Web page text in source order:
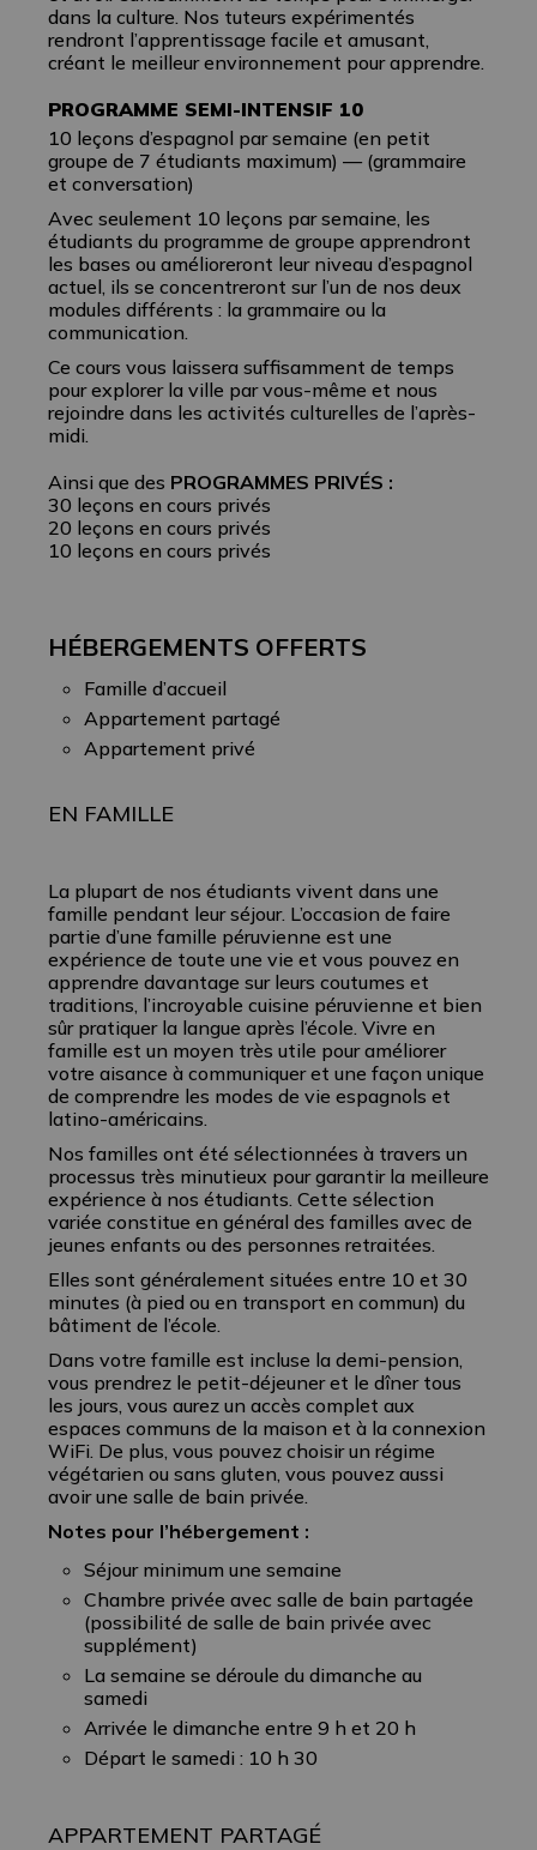
dans la culture. Nos tuteurs expérimentés
rendront l’apprentissage facile et amusant,
créant le meilleur environnement pour apprendre.
PROGRAMME SEMI-INTENSIF 10
10 leçons d’espagnol par semaine (en petit
groupe de 7 étudiants maximum) — (grammaire
et conversation)
Avec seulement 10 leçons par semaine, les
étudiants du programme de groupe apprendront
les bases ou amélioreront leur niveau d’espagnol
actuel, ils se concentreront sur l’un de nos deux
modules différents : la grammaire ou la
communication.
Ce cours vous laissera suffisamment de temps
pour explorer la ville par vous-même et nous
rejoindre dans les activités culturelles de l’après-
midi.
Ainsi que des PROGRAMMES PRIVÉS :
30 leçons en cours privés
20 leçons en cours privés
10 leçons en cours privés
HÉBERGEMENTS OFFERTS
Famille d’accueil
Appartement partagé
Appartement privé
EN FAMILLE
La plupart de nos étudiants vivent dans une
famille pendant leur séjour. L’occasion de faire
partie d’une famille péruvienne est une
expérience de toute une vie et vous pouvez en
apprendre davantage sur leurs coutumes et
traditions, l’incroyable cuisine péruvienne et bien
sûr pratiquer la langue après l’école. Vivre en
famille est un moyen très utile pour améliorer
votre aisance à communiquer et une façon unique
de comprendre les modes de vie espagnols et
latino-américains.
Nos familles ont été sélectionnées à travers un
processus très minutieux pour garantir la meilleure
expérience à nos étudiants. Cette sélection
variée constitue en général des familles avec de
jeunes enfants ou des personnes retraitées.
Elles sont généralement situées entre 10 et 30
minutes (à pied ou en transport en commun) du
bâtiment de l’école.
Dans votre famille est incluse la demi-pension,
vous prendrez le petit-déjeuner et le dîner tous
les jours, vous aurez un accès complet aux
espaces communs de la maison et à la connexion
WiFi. De plus, vous pouvez choisir un régime
végétarien ou sans gluten, vous pouvez aussi
avoir une salle de bain privée.
Notes pour l’hébergement :
Séjour minimum une semaine
Chambre privée avec salle de bain partagée
(possibilité de salle de bain privée avec
supplément)
La semaine se déroule du dimanche au
samedi
Arrivée le dimanche entre 9 h et 20 h
Départ le samedi : 10 h 30
APPARTEMENT PARTAGÉ